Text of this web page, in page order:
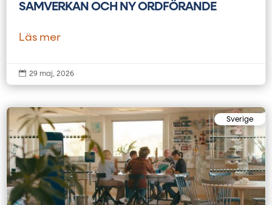
SAMVERKAN OCH NY ORDFÖRANDE
Läs mer
 29 maj, 2026
Sverige